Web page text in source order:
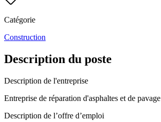
Catégorie
Construction
Description du poste
Description de l'entreprise
Entreprise de réparation d'asphaltes et de pavage
Description de l’offre d’emploi